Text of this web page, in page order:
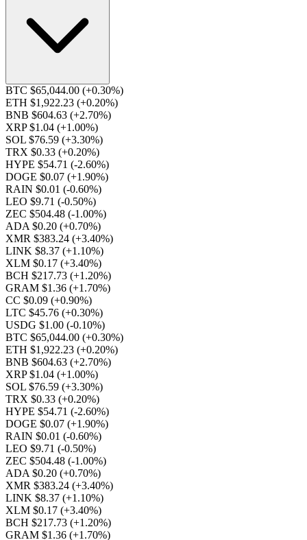
BTC $65,044.00 (+0.30%)
ETH $1,922.23 (+0.20%)
BNB $604.63 (+2.70%)
XRP $1.04 (+1.00%)
SOL $76.59 (+3.30%)
TRX $0.33 (+0.20%)
HYPE $54.71 (-2.60%)
DOGE $0.07 (+1.90%)
RAIN $0.01 (-0.60%)
LEO $9.71 (-0.50%)
ZEC $504.48 (-1.00%)
ADA $0.20 (+0.70%)
XMR $383.24 (+3.40%)
LINK $8.37 (+1.10%)
XLM $0.17 (+3.40%)
BCH $217.73 (+1.20%)
GRAM $1.36 (+1.70%)
CC $0.09 (+0.90%)
LTC $45.76 (+0.30%)
USDG $1.00 (-0.10%)
BTC $65,044.00 (+0.30%)
ETH $1,922.23 (+0.20%)
BNB $604.63 (+2.70%)
XRP $1.04 (+1.00%)
SOL $76.59 (+3.30%)
TRX $0.33 (+0.20%)
HYPE $54.71 (-2.60%)
DOGE $0.07 (+1.90%)
RAIN $0.01 (-0.60%)
LEO $9.71 (-0.50%)
ZEC $504.48 (-1.00%)
ADA $0.20 (+0.70%)
XMR $383.24 (+3.40%)
LINK $8.37 (+1.10%)
XLM $0.17 (+3.40%)
BCH $217.73 (+1.20%)
GRAM $1.36 (+1.70%)